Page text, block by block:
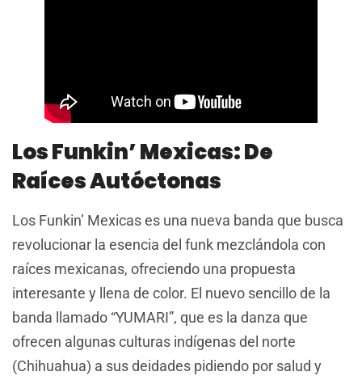
Los Funkin’ Mexicas: De
Raíces Autóctonas
Los Funkin’ Mexicas es una nueva banda que busca
revolucionar la esencia del funk mezclándola con
raíces mexicanas, ofreciendo una propuesta
interesante y llena de color. El nuevo sencillo de la
banda llamado “YUMARI”, que es la danza que
ofrecen algunas culturas indígenas del norte
(Chihuahua) a sus deidades pidiendo por salud y